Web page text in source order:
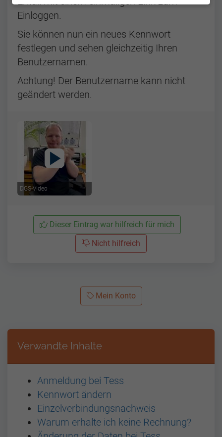
Einloggen.
Sie können nun ein neues Kennwort
festlegen und sehen gleichzeitig Ihren
Benutzernamen.
Achtung! Der Benutzername kann nicht
geändert werden.
DGS-Video
Dieser Eintrag war hilfreich für mich
Nicht hilfreich
Mein Konto
Verwandte Inhalte
Anmeldung bei Tess
Kennwort ändern
Einzelverbindungsnachweis
Warum erhalte ich keine Rechnung?